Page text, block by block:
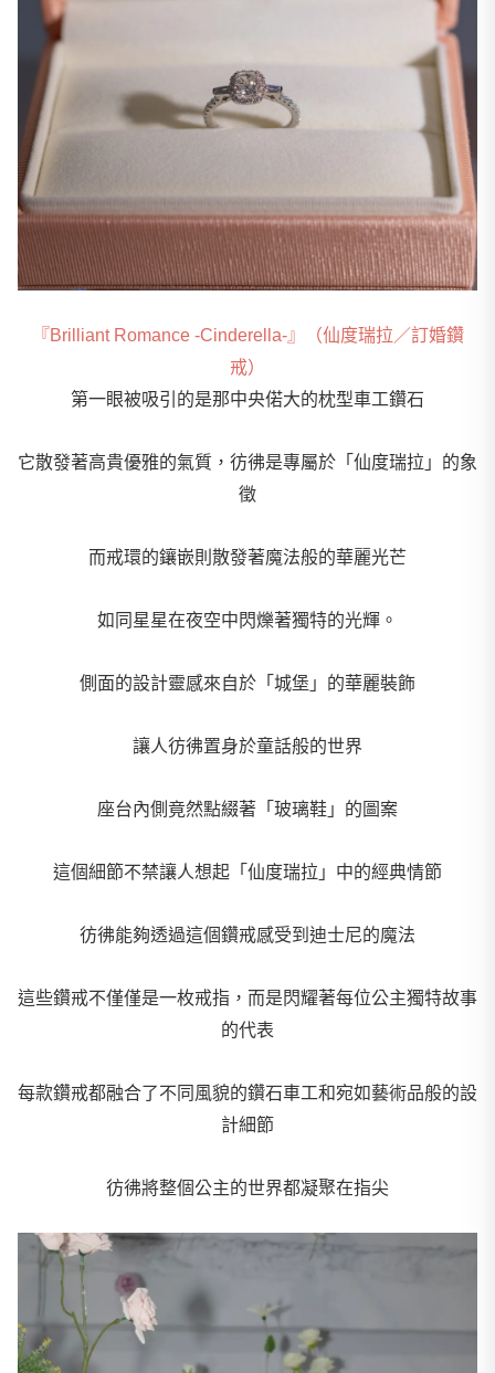
『Brilliant Romance -Cinderella-』（仙度瑞拉／訂婚鑽
戒）
第一眼被吸引的是那中央偌大的枕型車工鑽石
它散發著高貴優雅的氣質，彷彿是專屬於「仙度瑞拉」的象
徵
而戒環的鑲嵌則散發著魔法般的華麗光芒
如同星星在夜空中閃爍著獨特的光輝。
側面的設計靈感來自於「城堡」的華麗裝飾
讓人彷彿置身於童話般的世界
座台內側竟然點綴著「玻璃鞋」的圖案
這個細節不禁讓人想起「仙度瑞拉」中的經典情節
彷彿能夠透過這個鑽戒感受到迪士尼的魔法
這些鑽戒不僅僅是一枚戒指，而是閃耀著每位公主獨特故事
的代表
每款鑽戒都融合了不同風貌的鑽石車工和宛如藝術品般的設
計細節
彷彿將整個公主的世界都凝聚在指尖